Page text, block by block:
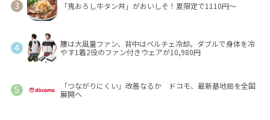
「鬼おろし牛タン丼」がおいしそ！夏限定で1110円～
腰は大風量ファン、背中はペルチェ冷却。ダブルで身体を冷
やす1着2役のファン付きウェアが10,980円
「つながりにくい」改善なるか ドコモ、最新基地局を全国
展開へ